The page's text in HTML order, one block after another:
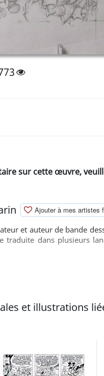
sur cette œuvre,
Ajouter à mes artistes
et auteur de bande
traduite dans plusieurs
et illustrations